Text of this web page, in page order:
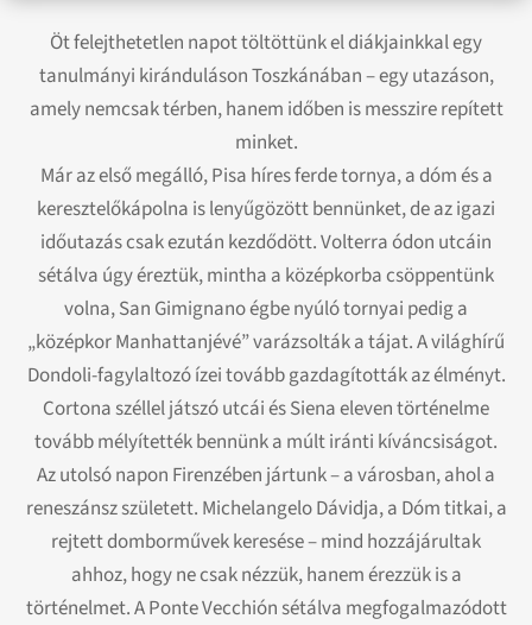
Öt felejthetetlen napot töltöttünk el diákjainkkal egy
tanulmányi kiránduláson Toszkánában – egy utazáson,
amely nemcsak térben, hanem időben is messzire repített
minket.
Már az első megálló, Pisa híres ferde tornya, a dóm és a
keresztelőkápolna is lenyűgözött bennünket, de az igazi
időutazás csak ezután kezdődött. Volterra ódon utcáin
sétálva úgy éreztük, mintha a középkorba csöppentünk
volna, San Gimignano égbe nyúló tornyai pedig a
„középkor Manhattanjévé” varázsolták a tájat. A világhírű
Dondoli-fagylaltozó ízei tovább gazdagították az élményt.
Cortona széllel játszó utcái és Siena eleven történelme
tovább mélyítették bennünk a múlt iránti kíváncsiságot.
Az utolsó napon Firenzében jártunk – a városban, ahol a
reneszánsz született. Michelangelo Dávidja, a Dóm titkai, a
rejtett domborművek keresése – mind hozzájárultak
ahhoz, hogy ne csak nézzük, hanem érezzük is a
történelmet. A Ponte Vecchión sétálva megfogalmazódott